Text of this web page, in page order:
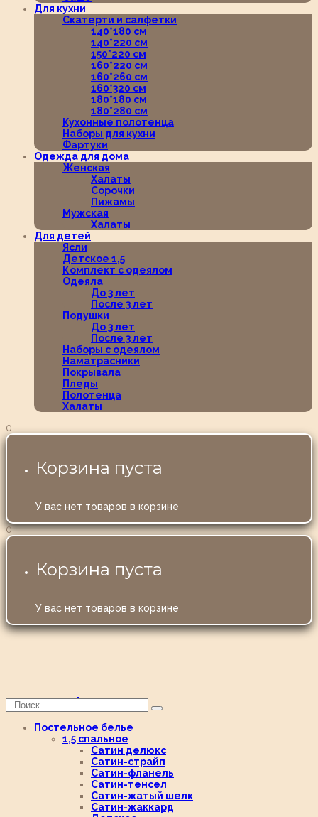
Для кухни
Скатерти и салфетки
140*180 см
140*220 см
150*220 см
160*220 см
160*260 см
160*320 см
180*180 см
180*280 см
Кухонные полотенца
Наборы для кухни
Фартуки
Одежда для дома
Женская
Халаты
Сорочки
Пижамы
Мужская
Халаты
Для детей
Ясли
Детское 1,5
Комплект с одеялом
Одеяла
До 3 лет
После 3 лет
Подушки
До 3 лет
После 3 лет
Наборы с одеялом
Наматрасники
Покрывала
Пледы
Полотенца
Халаты
0
Корзина пуста
У вас нет товаров в корзине
0
Корзина пуста
У вас нет товаров в корзине
Постельное белье
1,5 спальное
Сатин делюкс
Сатин-страйп
Сатин-фланель
Сатин-тенсел
Сатин-жатый шелк
Сатин-жаккард